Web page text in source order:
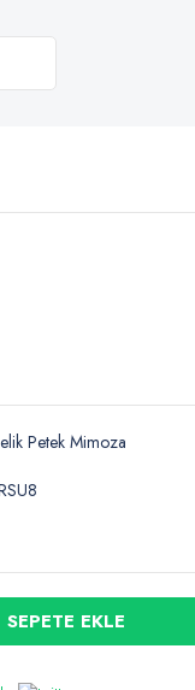
Petek Mimoza
SEPETE EKLE